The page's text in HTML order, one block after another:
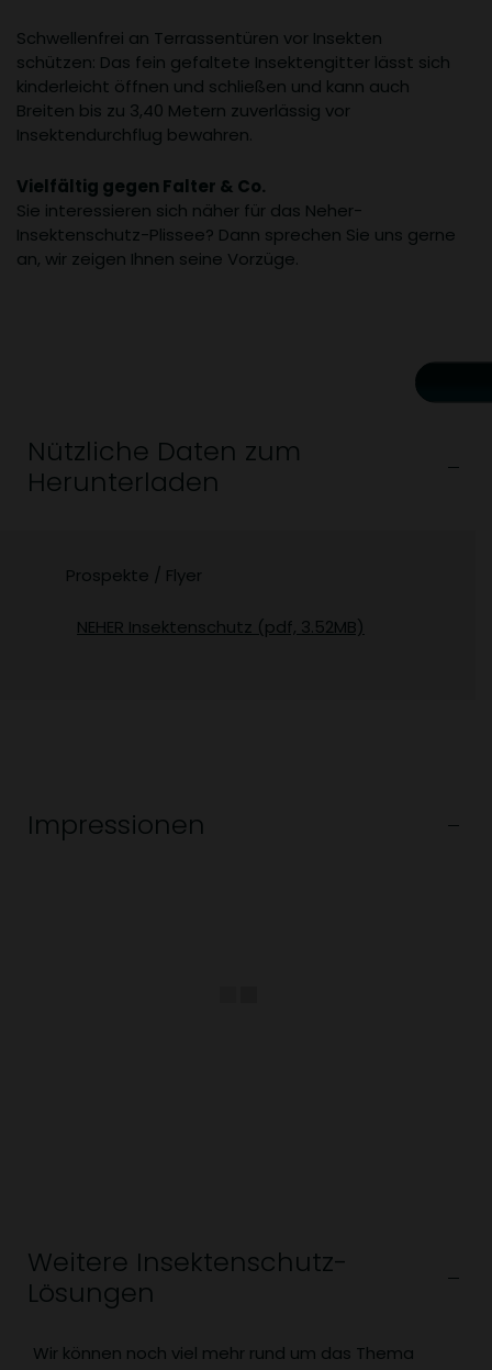
Schwellenfrei an Terrassentüren vor Insekten
schützen: Das fein gefaltete Insektengitter lässt sich
kinderleicht öffnen und schließen und kann auch
Breiten bis zu 3,40 Metern zuverlässig vor
Insektendurchflug bewahren.
Vielfältig gegen Falter & Co.
Sie interessieren sich näher für das Neher-
Insektenschutz-Plissee? Dann sprechen Sie uns gerne
an, wir zeigen Ihnen seine Vorzüge.
Nützliche Daten zum
Herunterladen
Prospekte / Flyer
NEHER Insektenschutz (pdf, 3.52MB)
Impressionen
Weitere Insektenschutz-
Lösungen
Wir können noch viel mehr rund um das Thema